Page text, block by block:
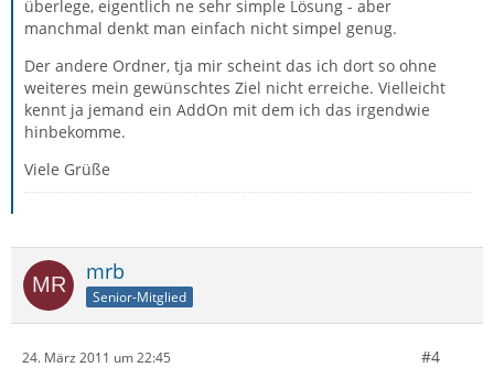
überlege, eigentlich ne sehr simple Lösung - aber
manchmal denkt man einfach nicht simpel genug.
Der andere Ordner, tja mir scheint das ich dort so ohne
weiteres mein gewünschtes Ziel nicht erreiche. Vielleicht
kennt ja jemand ein AddOn mit dem ich das irgendwie
hinbekomme.
Viele Grüße
mrb
Senior-Mitglied
24. März 2011 um 22:45 #4